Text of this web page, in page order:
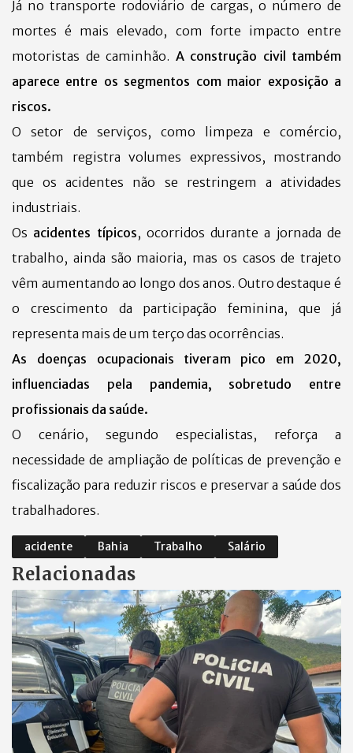
Já no transporte rodoviário de cargas, o número de
mortes é mais elevado, com forte impacto entre
motoristas de caminhão. A construção civil também
aparece entre os segmentos com maior exposição a
riscos.
O setor de serviços, como limpeza e comércio,
também registra volumes expressivos, mostrando
que os acidentes não se restringem a atividades
industriais.
Os acidentes típicos, ocorridos durante a jornada de
trabalho, ainda são maioria, mas os casos de trajeto
vêm aumentando ao longo dos anos. Outro destaque é
o crescimento da participação feminina, que já
representa mais de um terço das ocorrências.
As doenças ocupacionais tiveram pico em 2020,
influenciadas pela pandemia, sobretudo entre
profissionais da saúde.
O cenário, segundo especialistas, reforça a
necessidade de ampliação de políticas de prevenção e
fiscalização para reduzir riscos e preservar a saúde dos
trabalhadores.
acidente Bahia Trabalho Salário
Relacionadas